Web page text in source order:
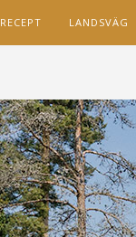
RECEPT LANDSVÄG